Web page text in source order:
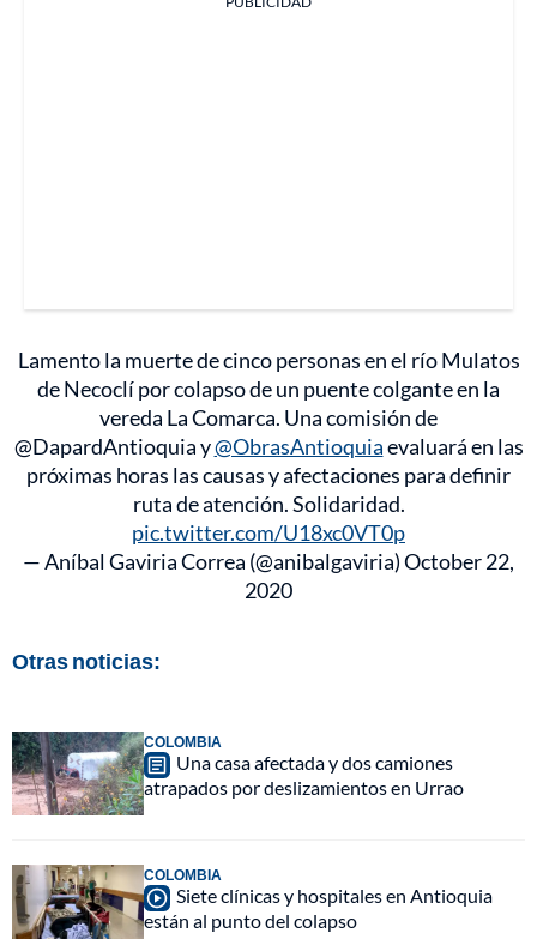
Lamento la muerte de cinco personas en el río Mulatos
de Necoclí por colapso de un puente colgante en la
vereda La Comarca. Una comisión de
@DapardAntioquia y@ObrasAntioquiaevaluará en las
próximas horas las causas y afectaciones para definir
ruta de atención. Solidaridad.
pic.twitter.com/U18xc0VT0p
— Aníbal Gaviria Correa (@anibalgaviria)October 22,
2020
Otras noticias:
COLOMBIA
Una casa afectada y dos camiones
atrapados por deslizamientos en Urrao
COLOMBIA
Siete clínicas y hospitales en Antioquia
están al punto del colapso